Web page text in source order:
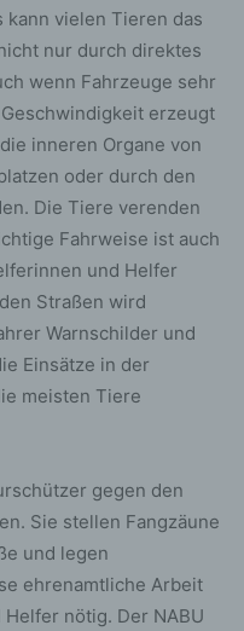
kann vielen Tieren das
nur durch direktes
wenn Fahrzeuge sehr
erzeugt
inneren Organe von
oder durch den
Die Tiere verenden
Fahrweise ist auch
und Helfer
Straßen wird
Warnschilder und
Einsätze in der
meisten Tiere
gegen den
Sie stellen Fangzäune
und legen
ehrenamtliche Arbeit
nötig. Der NABU